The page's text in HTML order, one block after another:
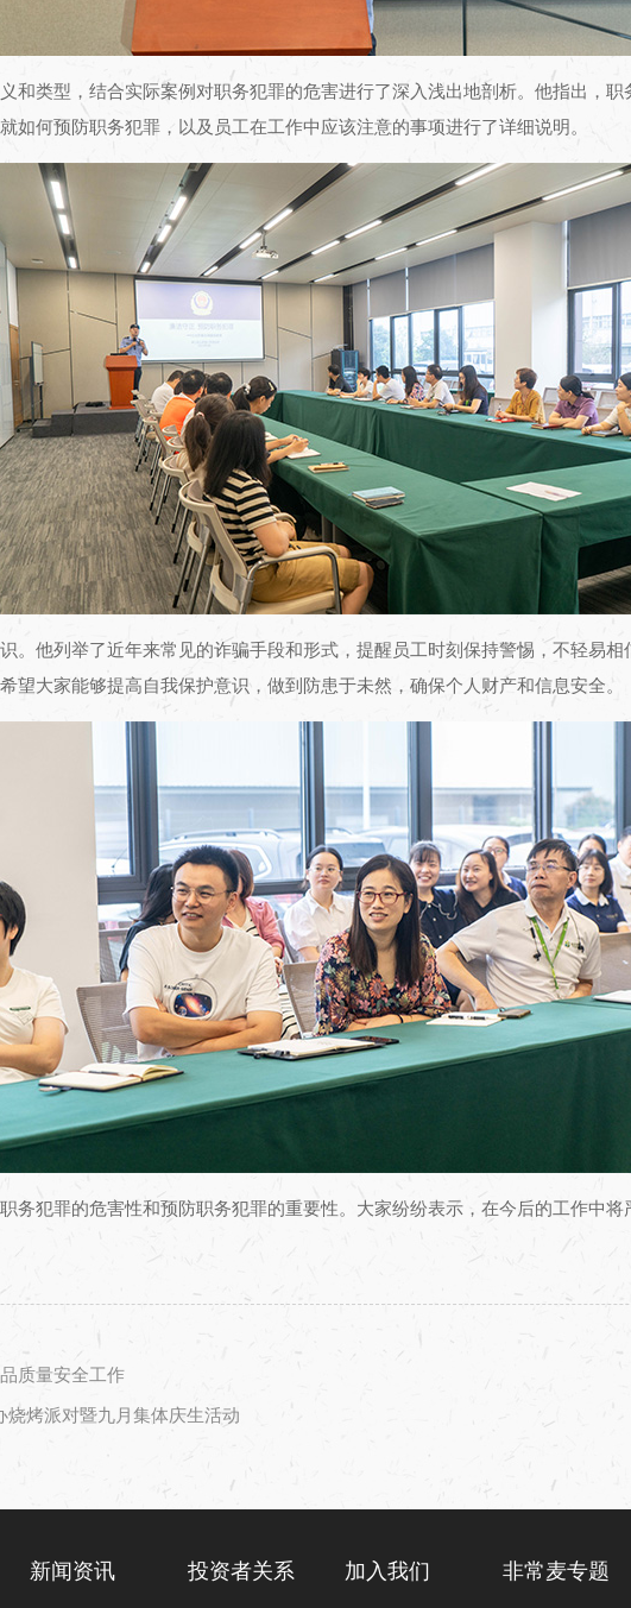
和类型，结合实际案例对职务犯罪的危害进行了深入浅出地剖析。他指出，
如何预防职务犯罪，以及员工在工作中应该注意的事项进行了详细说明。
。他列举了近年来常见的诈骗手段和形式，提醒员工时刻保持警惕，不轻易
望大家能够提高自我保护意识，做到防患于未然，确保个人财产和信息安全。
务犯罪的危害性和预防职务犯罪的重要性。大家纷纷表示，在今后的工作中
质量安全工作
烤派对暨九月集体庆生活动
新闻资讯 投资者关系 加入我们 非常麦专题